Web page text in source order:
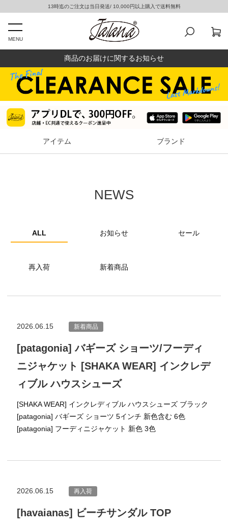
13時迄のご注文は当日発送/ 10,000円以上購入で送料無料
MENU
商品のお届けに関するお知らせ
アイテム ブランド
NEWS
ALL お知らせ セール
再入荷 新着商品
2026.06.15 新着商品
[patagonia] バギーズ ショーツ/フーディ
ニジャケット [SHAKA WEAR] インクレデ
ィブル ハウスシューズ
[SHAKA WEAR] インクレディブル ハウスシューズ ブラック
[patagonia] バギーズ ショーツ 5インチ 新色含む 6色
[patagonia] フーディニジャケット 新色 3色
2026.06.15 再入荷
[havaianas] ビーチサンダル TOP